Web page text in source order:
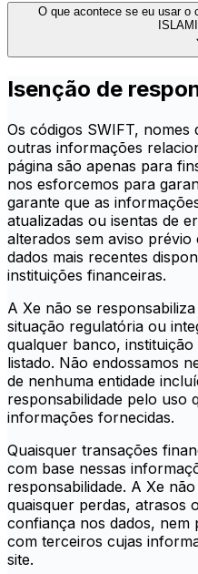
O que acontece se eu usar o
Isenção de
Os códigos SWIFT,
outras informações
página são apenas para
nos esforcemos para
garante que as
atualizadas ou isentas de
alterados sem aviso
dados mais recentes
instituições financeiras.
A Xe não se
situação regulatória ou
qualquer banco,
listado. Não endossamos
de nenhuma entidade
responsabilidade pelo uso
informações fornecidas.
Quaisquer transações
com base nessas
responsabilidade. A Xe
quaisquer perdas, atrasos
confiança nos dados, nem
com terceiros cujas
site.